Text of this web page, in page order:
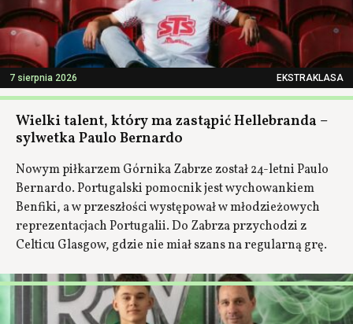
7 sierpnia 2026 EKSTRAKLASA
Wielki talent, który ma zastąpić Hellebranda –
sylwetka Paulo Bernardo
Nowym piłkarzem Górnika Zabrze został 24-letni Paulo
Bernardo. Portugalski pomocnik jest wychowankiem
Benfiki, a w przeszłości występował w młodzieżowych
reprezentacjach Portugalii. Do Zabrza przychodzi z
Celticu Glasgow, gdzie nie miał szans na regularną grę.